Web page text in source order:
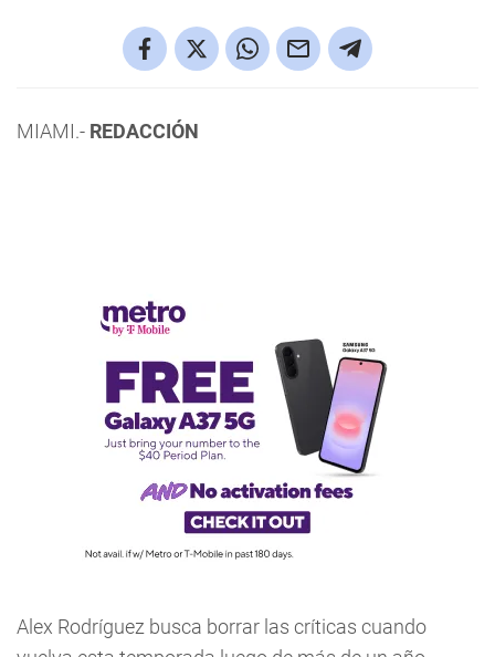
MIAMI.- REDACCIÓN
Alex Rodríguez busca borrar las críticas cuando